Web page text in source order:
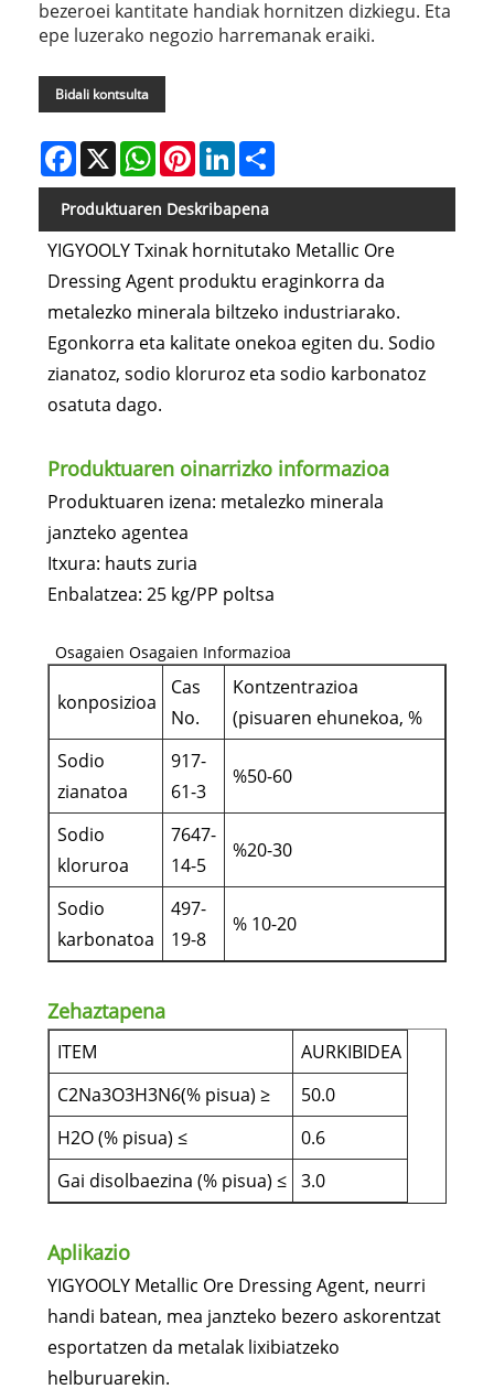
bezeroei kantitate handiak hornitzen dizkiegu. Eta
epe luzerako negozio harremanak eraiki.
Bidali kontsulta
Facebook
X WhatsAppPinterestLinkedIn
Produktuaren Deskribapena
YIGYOOLY Txinak hornitutako Metallic Ore
Dressing Agent produktu eraginkorra da
metalezko minerala biltzeko industriarako.
Egonkorra eta kalitate onekoa egiten du. Sodio
zianatoz, sodio kloruroz eta sodio karbonatoz
osatuta dago.
Produktuaren oinarrizko informazioa
Produktuaren izena: metalezko minerala
janzteko agentea
Itxura: hauts zuria
Enbalatzea: 25 kg/PP poltsa
Osagaien Osagaien Informazioa
konposizioa
Cas
No.
Kontzentrazioa
(pisuaren ehunekoa, %
Sodio
zianatoa
917-
61-3
%50-60
Sodio
kloruroa
7647-
14-5
%20-30
Sodio
karbonatoa
497-
19-8
% 10-20
Zehaztapena
ITEM
AURKIBIDEA
C2Na3O3H3N6(% pisua) ≥
50.0
H2O (% pisua) ≤
0.6
Gai disolbaezina (% pisua) ≤
3.0
Aplikazio
YIGYOOLY Metallic Ore Dressing Agent, neurri
handi batean, mea janzteko bezero askorentzat
esportatzen da metalak lixibiatzeko
helburuarekin.